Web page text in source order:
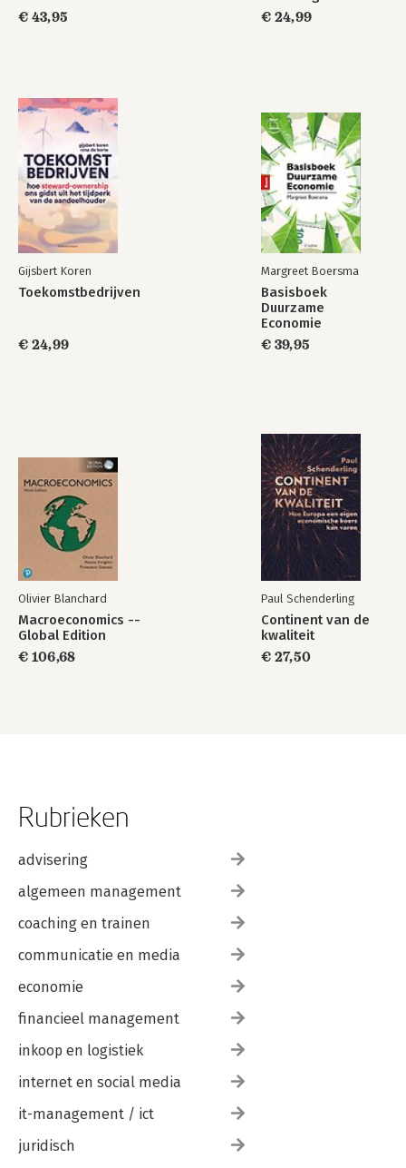
€ 43,95
€ 24,99
Gijsbert Koren
Toekomstbedrijven
€ 24,99
Margreet Boersma
Basisboek
Duurzame
Economie
€ 39,95
Olivier Blanchard
Macroeconomics --
Global Edition
€ 106,68
Paul Schenderling
Continent van de
kwaliteit
€ 27,50
Rubrieken
advisering
algemeen management
coaching en trainen
communicatie en media
economie
financieel management
inkoop en logistiek
internet en social media
it-management / ict
juridisch